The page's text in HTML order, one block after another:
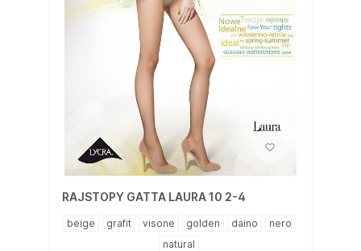
RAJSTOPY GATTA LAURA 10 2-4
beige grafit visone golden daino
nero
natural